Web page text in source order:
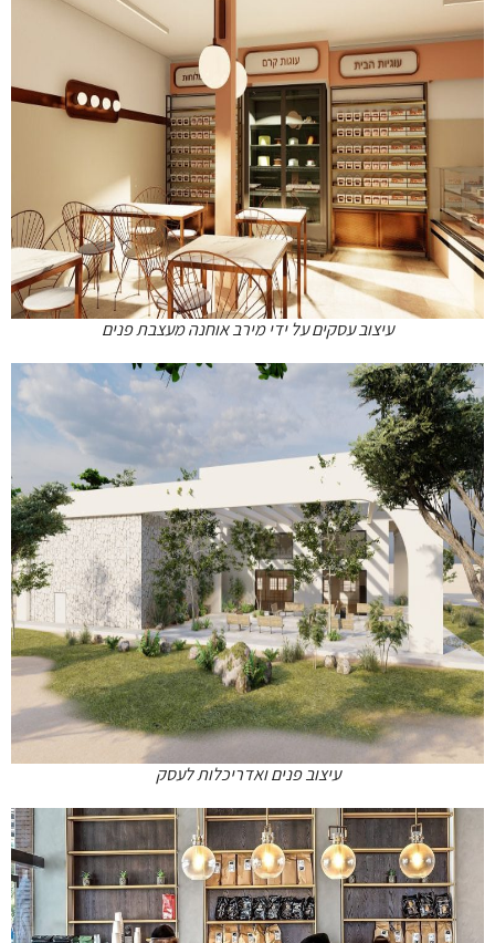
עיצוב עסקים על ידי מירב אוחנה מעצבת פנים
עיצוב פנים ואדריכלות לעסק